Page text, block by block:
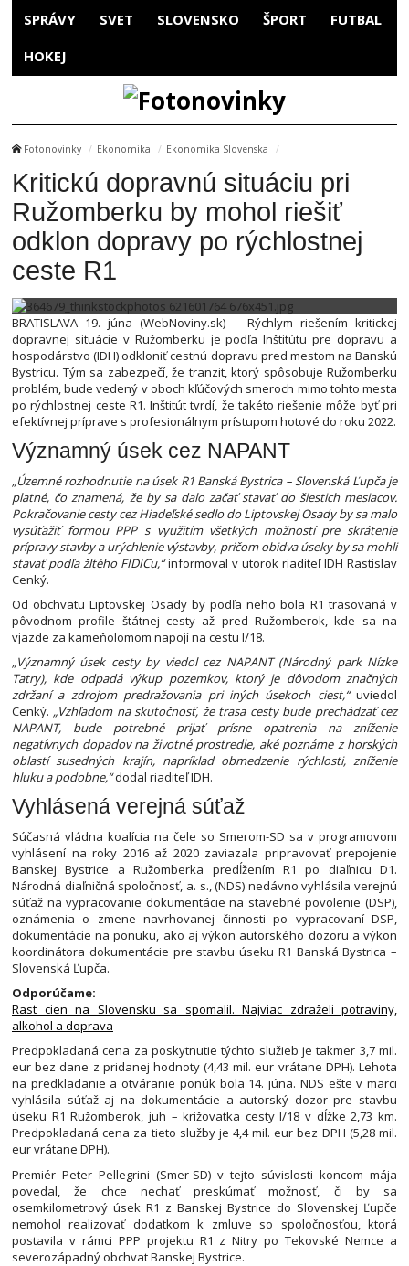
SPRÁVY SVET SLOVENSKO ŠPORT FUTBAL
HOKEJ
Fotonovinky Ekonomika Ekonomika Slovenska
Kritickú dopravnú situáciu pri
Ružomberku by mohol riešiť
odklon dopravy po rýchlostnej
ceste R1
BRATISLAVA 19. júna (WebNoviny.sk) – Rýchlym riešením kritickej
dopravnej situácie v Ružomberku je podľa Inštitútu pre dopravu a
hospodárstvo (IDH) odkloniť cestnú dopravu pred mestom na Banskú
Bystricu. Tým sa zabezpečí, že tranzit, ktorý spôsobuje Ružomberku
problém, bude vedený v oboch kľúčových smeroch mimo tohto mesta
po rýchlostnej ceste R1. Inštitút tvrdí, že takéto riešenie môže byť pri
efektívnej príprave s profesionálnym prístupom hotové do roku 2022.
Významný úsek cez NAPANT
„Územné rozhodnutie na úsek R1 Banská Bystrica – Slovenská Ľupča je
platné, čo znamená, že by sa dalo začať stavať do šiestich mesiacov.
Pokračovanie cesty cez Hiadeľské sedlo do Liptovskej Osady by sa malo
vysúťažiť formou PPP s využitím všetkých možností pre skrátenie
prípravy stavby a urýchlenie výstavby, pričom obidva úseky by sa mohli
stavať podľa žltého FIDICu,“informoval v utorok riaditeľ IDH Rastislav
Cenký.
Od obchvatu Liptovskej Osady by podľa neho bola R1 trasovaná v
pôvodnom profile štátnej cesty až pred Ružomberok, kde sa na
vjazde za kameňolomom napojí na cestu I/18.
„Významný úsek cesty by viedol cez NAPANT (Národný park Nízke
Tatry), kde odpadá výkup pozemkov, ktorý je dôvodom značných
zdržaní a zdrojom predražovania pri iných úsekoch ciest,“uviedol
Cenký. „Vzhľadom na skutočnosť, že trasa cesty bude prechádzať cez
NAPANT, bude potrebné prijať prísne opatrenia na zníženie
negatívnych dopadov na životné prostredie, aké poznáme z horských
oblastí susedných krajín, napríklad obmedzenie rýchlosti, zníženie
hluku a podobne,“dodal riaditeľ IDH.
Vyhlásená verejná súťaž
Súčasná vládna koalícia na čele so Smerom-SD sa v programovom
vyhlásení na roky 2016 až 2020 zaviazala pripravovať prepojenie
Banskej Bystrice a Ružomberka predĺžením R1 po diaľnicu D1.
Národná diaľničná spoločnosť, a. s., (NDS) nedávno vyhlásila verejnú
súťaž na vypracovanie dokumentácie na stavebné povolenie (DSP),
oznámenia o zmene navrhovanej činnosti po vypracovaní DSP,
dokumentácie na ponuku, ako aj výkon autorského dozoru a výkon
koordinátora dokumentácie pre stavbu úseku R1 Banská Bystrica –
Slovenská Ľupča.
Odporúčame:
Rast cien na Slovensku sa spomalil. Najviac zdraželi potraviny,
alkohol a doprava
Predpokladaná cena za poskytnutie týchto služieb je takmer 3,7 mil.
eur bez dane z pridanej hodnoty (4,43 mil. eur vrátane DPH). Lehota
na predkladanie a otváranie ponúk bola 14. júna. NDS ešte v marci
vyhlásila súťaž aj na dokumentácie a autorský dozor pre stavbu
úseku R1 Ružomberok, juh – križovatka cesty I/18 v dĺžke 2,73 km.
Predpokladaná cena za tieto služby je 4,4 mil. eur bez DPH (5,28 mil.
eur vrátane DPH).
Premiér Peter Pellegrini (Smer-SD) v tejto súvislosti koncom mája
povedal, že chce nechať preskúmať možnosť, či by sa
osemkilometrový úsek R1 z Banskej Bystrice do Slovenskej Ľupče
nemohol realizovať dodatkom k zmluve so spoločnosťou, ktorá
postavila v rámci PPP projektu R1 z Nitry po Tekovské Nemce a
severozápadný obchvat Banskej Bystrice.